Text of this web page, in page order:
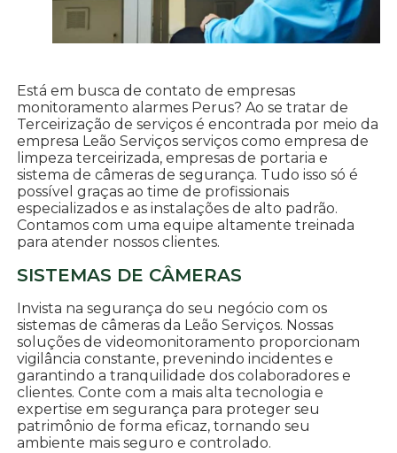
Está em busca de contato de empresas
monitoramento alarmes Perus? Ao se tratar de
Terceirização de serviços é encontrada por meio da
empresa Leão Serviços serviços como empresa de
limpeza terceirizada, empresas de portaria e
sistema de câmeras de segurança. Tudo isso só é
possível graças ao time de profissionais
especializados e as instalações de alto padrão.
Contamos com uma equipe altamente treinada
para atender nossos clientes.
SISTEMAS DE CÂMERAS
Invista na segurança do seu negócio com os
sistemas de câmeras da Leão Serviços. Nossas
soluções de videomonitoramento proporcionam
vigilância constante, prevenindo incidentes e
garantindo a tranquilidade dos colaboradores e
clientes. Conte com a mais alta tecnologia e
expertise em segurança para proteger seu
patrimônio de forma eficaz, tornando seu
ambiente mais seguro e controlado.